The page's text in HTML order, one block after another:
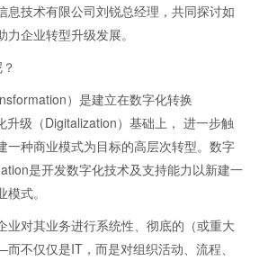
息技术有限公司刘锐总经理，共同探讨如
企业转型升级发展。
）是建立在数字化转换
升级（Digitalization）基础上， 进一步触
一种商业模式为目标的高层次转型。数字
是开发数字化技术及支持能力以新建一
式。
业对其业务进行系统性、彻底的（或重大
不仅仅是IT，而是对组织活动、流程、